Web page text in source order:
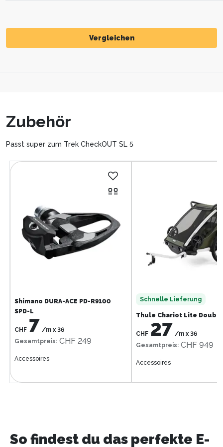
Vergleichen
Zubehör
Passt super zum Trek CheckOUT SL 5
Shimano DURA-ACE PD-R9100
SPD-L
CHF 7 /m x 36
Gesamtpreis: CHF 249
Accessoires
Schnelle Lieferung
Thule Chariot Lite Double
CHF 27 /m x 36
Gesamtpreis: CHF 949
Accessoires
So findest du das perfekte E-